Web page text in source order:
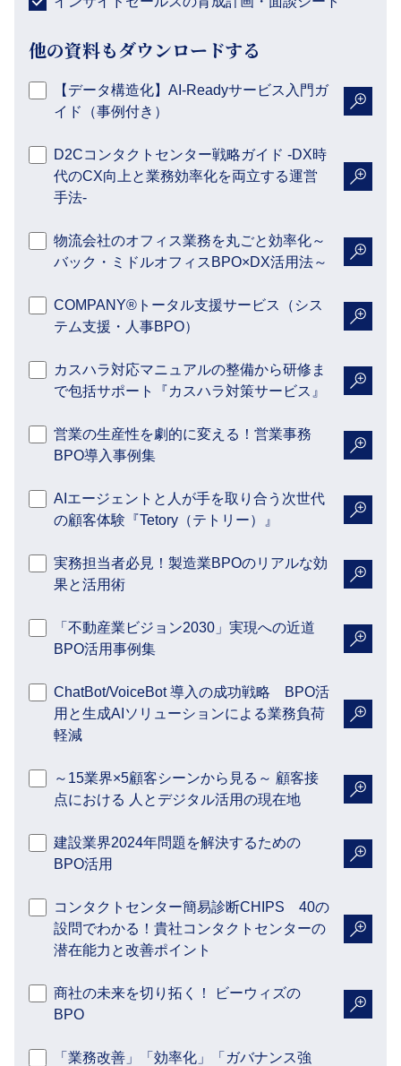
他の資料もダウンロードする
【データ構造化】AI-Readyサービス入門ガ
イド（事例付き）
詳細
D2Cコンタクトセンター戦略ガイド -DX時
代のCX向上と業務効率化を両立する運営
手法-
詳細
物流会社のオフィス業務を丸ごと効率化～
バック・ミドルオフィスBPO×DX活用法～
詳細
COMPANY®トータル支援サービス（シス
テム支援・人事BPO）
詳細
カスハラ対応マニュアルの整備から研修ま
で包括サポート『カスハラ対策サービス』
詳細
営業の生産性を劇的に変える！営業事務
BPO導入事例集
詳細
AIエージェントと人が手を取り合う次世代
の顧客体験『Tetory（テトリー）』
詳細
実務担当者必見！製造業BPOのリアルな効
果と活用術
詳細
「不動産業ビジョン2030」実現への近道
BPO活用事例集
詳細
ChatBot/VoiceBot 導入の成功戦略 BPO活
用と生成AIソリューションによる業務負荷
軽減
詳細
～15業界×5顧客シーンから見る～ 顧客接
点における 人とデジタル活用の現在地
詳細
建設業界2024年問題を解決するための
BPO活用
詳細
コンタクトセンター簡易診断CHIPS 40の
設問でわかる！貴社コンタクトセンターの
潜在能力と改善ポイント
詳細
商社の未来を切り拓く！ ビーウィズの
BPO
詳細
「業務改善」「効率化」「ガバナンス強